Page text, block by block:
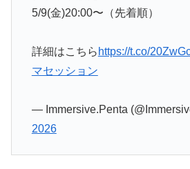
5/9(金)20:00〜（先着順）
詳細はこちら https://t.co/
マセッション
— Immersive.Penta
2026